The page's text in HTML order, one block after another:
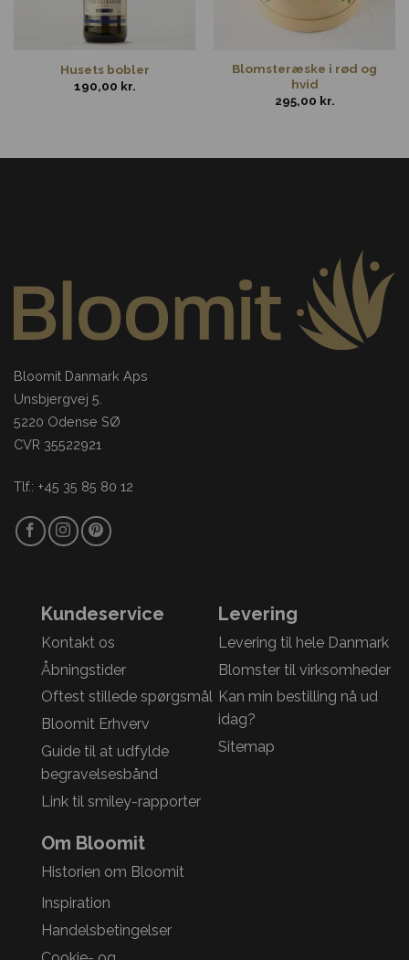
Husets bobler
190,00 kr.
Blomsteræske i rød og
hvid
295,00 kr.
Bloomit Danmark Aps
Unsbjergvej 5.
5220 Odense SØ
CVR 35522921
Tlf.: +45 35 85 80 12
Kundeservice
Kontakt os
Åbningstider
Oftest stillede spørgsmål
Bloomit Erhverv
Guide til at udfylde
begravelsesbånd
Link til smiley-rapporter
Levering
Levering til hele Danmark
Blomster til virksomheder
Kan min bestilling nå ud
idag?
Sitemap
Om Bloomit
Historien om Bloomit
Inspiration
Handelsbetingelser